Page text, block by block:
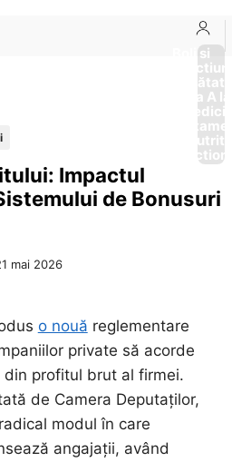
Boli si
Afectiuni
Sănătate
de la A
Impactul
de Bonusuri
mai 2026
o nouă reglementare
private să acorde
din profitul brut al firmei.
de Camera Deputaților,
modul în care
angajații, având